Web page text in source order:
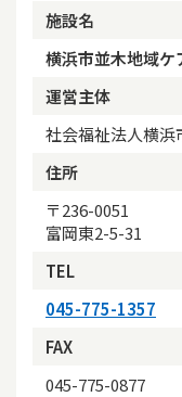
施設名
横浜市並木地域ケ
運営主体
社会福祉法人横
住所
〒236-0051
富岡東2-5-31
TEL
045-775-1357
FAX
045-775-0877